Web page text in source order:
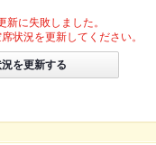
新に失敗しました。
状況を更新してください。
を更新する